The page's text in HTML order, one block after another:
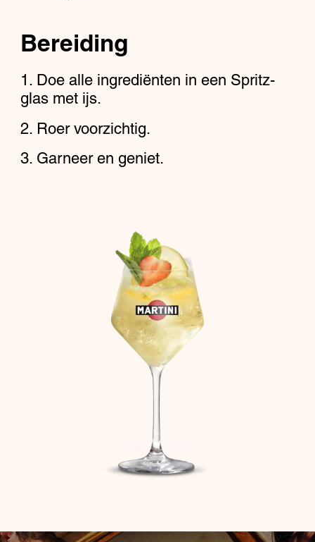
Bereiding
Doe alle ingrediënten in een Spritz-
glas met ijs.
Roer voorzichtig.
Garneer en geniet.